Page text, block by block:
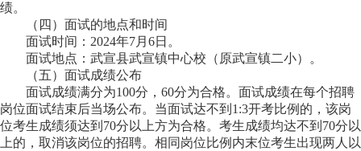
绩。
（四） 面试的地点和时间
面试时间：2024年7月6日。
面试地点： 武宣县武宣镇中心校 （原武宣镇二小）
。
（五） 面试成绩公布
面试成绩满分为100分，60分为合格。面试成绩在每个招聘
岗位面试结束后当场公布。当面试达不到1:3开考比例的，该岗
位考生成绩须达到70分以上方为合格。考生成绩均达不到70分以
上的，取消该岗位的招聘。 相同岗位比例内末位考生出现两人以